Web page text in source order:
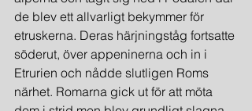
de blev ett allvarligt bekymmer för
etruskerna. Deras härjningståg fortsatte
söderut, över appeninerna och in i
Etrurien och nådde slutligen Roms
närhet. Romarna gick ut för att möta